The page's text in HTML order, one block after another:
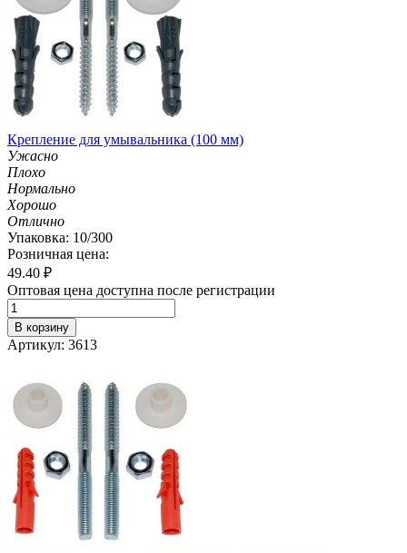
Крепление для умывальника (100 мм)
Ужасно
Плохо
Нормально
Хорошо
Отлично
Упаковка: 10/300
Розничная цена:
49.40 ₽
Оптовая цена доступна после регистрации
В корзину
Артикул: 3613